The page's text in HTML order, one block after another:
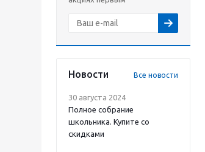
Новости Все новости
30 августа 2024
Полное собрание
школьника. Купите со
скидками